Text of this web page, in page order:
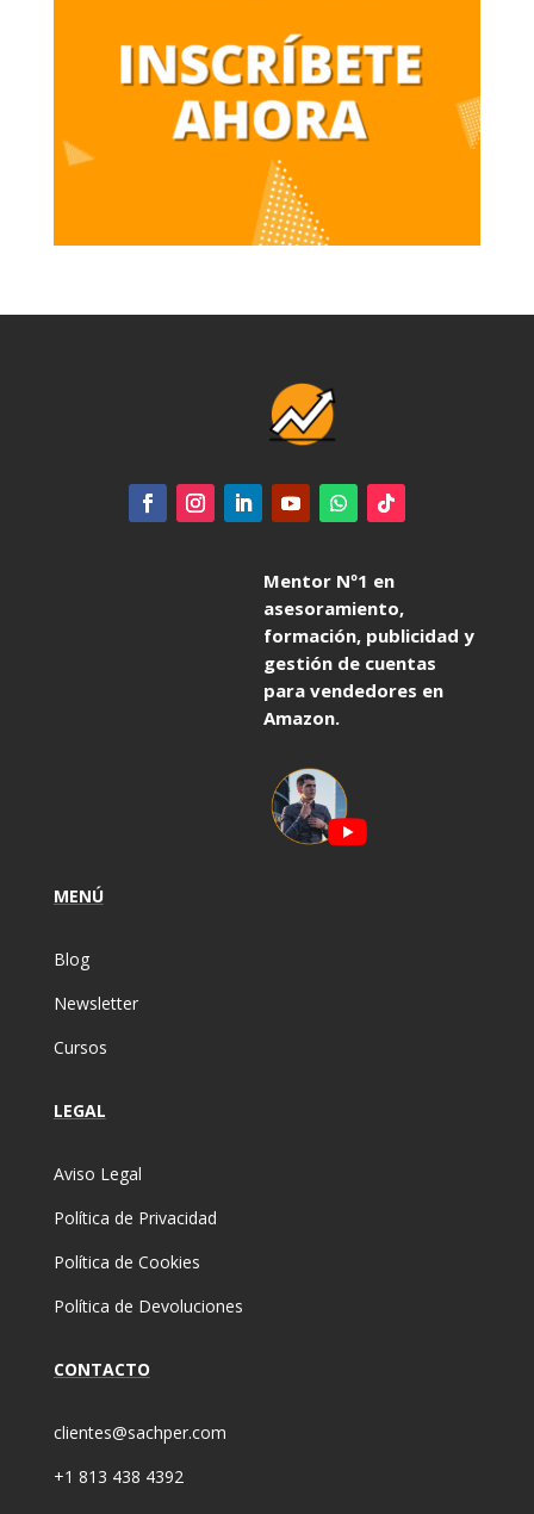
Mentor Nº1 en
asesoramiento,
formación, publicidad y
gestión de cuentas
para vendedores en
Amazon.
MENÚ
Blog
Newsletter
Cursos
LEGAL
Aviso Legal
Política de Privacidad
Política de Cookies
Política de Devoluciones
CONTACTO
clientes@sachper.com
+1 813 438 4392